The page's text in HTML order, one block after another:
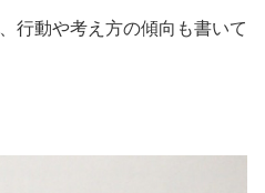
行動や考え方の傾向も書いて